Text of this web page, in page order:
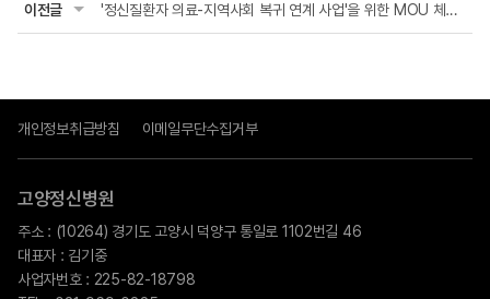
이전글 '정신질환자 의료-지역사회 복귀 연계 사업'을 위한 MOU 체결(2025.05.20)
개인정보취급방침 이메일무단수집거부
고양정신병원
주소 : (10264) 경기도 고양시 덕양구 통일로 1102번길 46
대표자 : 김기중
사업자번호 : 225-82-18798